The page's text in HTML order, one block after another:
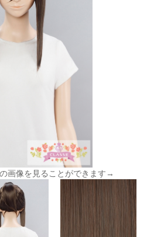
画像を見ることができます→